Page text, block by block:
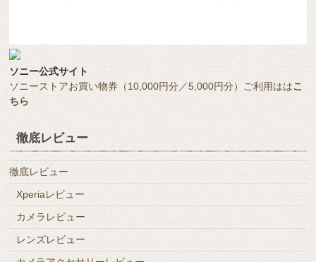
ソニー公式サイト
ソニーストアお買い物券（10,000円分／5,000円分）ご利用ははこ
ちら
徹底レビュー
徹底レビュー
Xperiaレビュー
カメラレビュー
レンズレビュー